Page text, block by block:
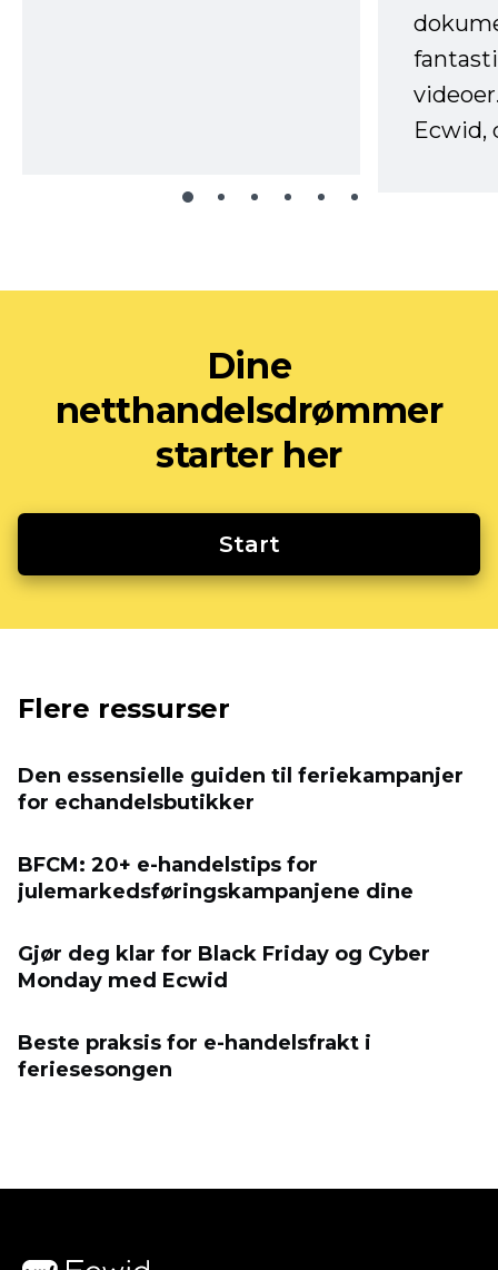
Ecwid,
Dine
netthandelsdrømmer
starter her
Start
Flere ressurser
Den essensielle guiden til feriekampanjer
for eсhandelsbutikker
BFCM: 20+ e-handelstips for
julemarkedsføringskampanjene dine
Gjør deg klar for Black Friday og Cyber ​​
Monday med Ecwid
Beste praksis for e-handelsfrakt i
feriesesongen